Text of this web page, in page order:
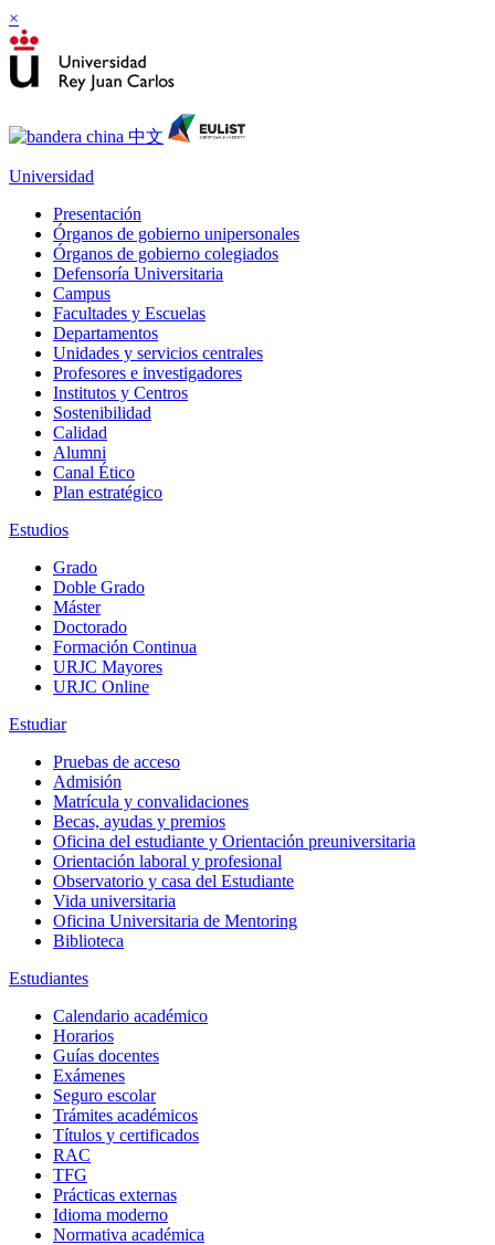
×
Universidad
Presentación
Órganos de gobierno unipersonales
Órganos de gobierno colegiados
Defensoría Universitaria
Campus
Facultades y Escuelas
Departamentos
Unidades y servicios centrales
Profesores e investigadores
Institutos y Centros
Sostenibilidad
Calidad
Alumni
Canal Ético
Plan estratégico
Estudios
Grado
Doble Grado
Máster
Doctorado
Formación Continua
URJC Mayores
URJC Online
Estudiar
Pruebas de acceso
Admisión
Matrícula y convalidaciones
Becas, ayudas y premios
Oficina del estudiante y Orientación preuniversitaria
Orientación laboral y profesional
Observatorio y casa del Estudiante
Vida universitaria
Oficina Universitaria de Mentoring
Biblioteca
Estudiantes
Calendario académico
Horarios
Guías docentes
Exámenes
Seguro escolar
Trámites académicos
Títulos y certificados
RAC
TFG
Prácticas externas
Idioma moderno
Normativa académica